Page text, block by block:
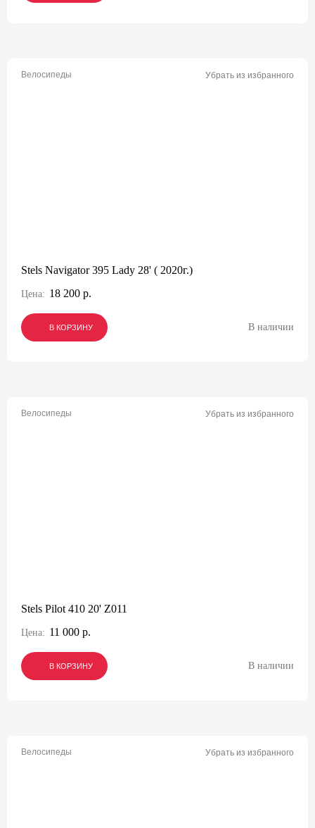
Велосипеды Убрать из избранного
Stels Navigator 395 Lady 28' ( 2020г.)
Цена: 18 200 р.
В КОРЗИНУ
В КОРЗИНУ
В КОРЗИНУ В наличии
Велосипеды Убрать из избранного
Stels Pilot 410 20' Z011
Цена: 11 000 р.
В КОРЗИНУ
В КОРЗИНУ
В КОРЗИНУ В наличии
Велосипеды Убрать из избранного